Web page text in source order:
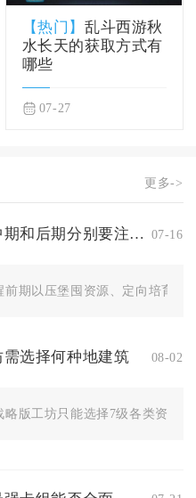
【热门】乱斗西游秋
水长天的获取方式有
哪些
07-27
更多->
万国觉醒的前期中期和后期分别要注意什么 07-16
前期以压堡囤资源、定向培育紫
选择何种地建筑 08-02
略版工坊只能选择7级各类资源